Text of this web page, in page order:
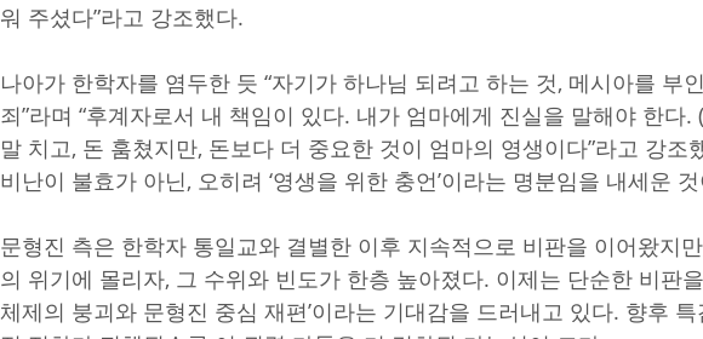
워 주셨다”라고 강조했다.
나아가 한학자를 염두한 듯 “자기가 하나님 되려고 하는 것, 메시아를 부
죄”라며 “후계자로서 내 책임이 있다. 내가 엄마에게 진실을 말해야 한다.
말 치고, 돈 훔쳤지만, 돈보다 더 중요한 것이 엄마의 영생이다”라고 강조
비난이 불효가 아닌, 오히려 ‘영생을 위한 충언’이라는 명분임을 내세운
문형진 측은 한학자 통일교와 결별한 이후 지속적으로 비판을 이어왔지
의 위기에 몰리자, 그 수위와 빈도가 한층 높아졌다. 이제는 단순한 비판
체제의 붕괴와 문형진 중심 재편’이라는 기대감을 드러내고 있다. 향후